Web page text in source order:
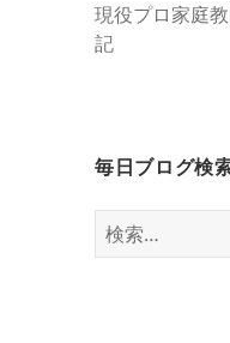
現役プロ家庭
記
毎日ブログ検
検
索: